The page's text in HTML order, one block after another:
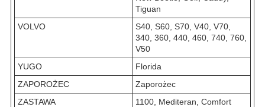
Tiguan
VOLVO
S40, S60, S70, V40, V70,
340, 360, 440, 460, 740, 760,
V50
YUGO
Florida
ZAPOROŻEC
Zaporożec
ZASTAWA
1100, Mediteran, Comfort